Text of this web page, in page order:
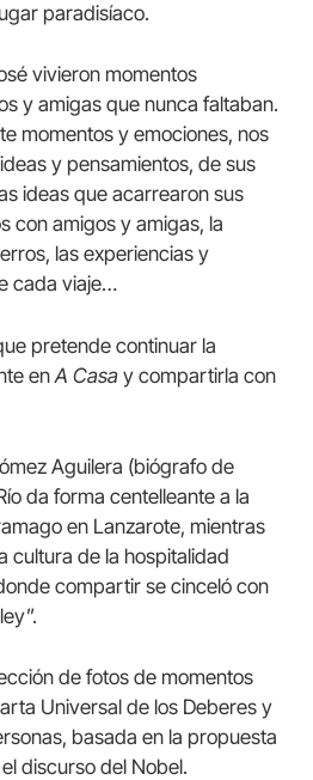
paradisíaco.
vivieron momentos
y amigas que nunca faltaban.
momentos y emociones, nos
y pensamientos, de sus
ideas que acarrearon sus
con amigos y amigas, la
las experiencias y
cada viaje…
pretende continuar la
en A Casa y compartirla con
Aguilera (biógrafo de
da forma centelleante a la
en Lanzarote, mientras
cultura de la hospitalidad
compartir se cinceló con
de fotos de momentos
Universal de los Deberes y
basada en la propuesta
discurso del Nobel.